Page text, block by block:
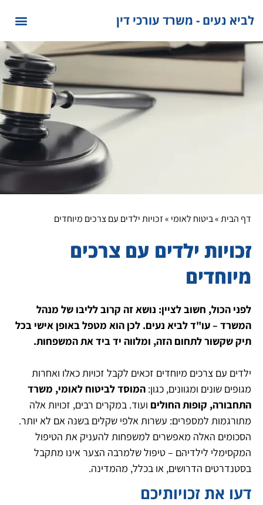
לביא נעים - משרד עורכי דין
דף הבית»ביטוח לאומי »זכויות ילדים עם צרכים מיוחדים
זכויות ילדים עם צרכים
מיוחדים
לפני הכול, חשוב לציין: נושא זה קרוב לליבו של מנהל
המשרד – עו"ד לביא נעים. לכן הוא מטפל באופן אישי בכל
תיק שקשור לתחום הזה, ומלווה יד ביד את המשפחות.
ילדים עם צרכים מיוחדים זכאים לקבל זכויות כאלו ואחרות
מגופים שונים ומגוונים, כגון: המוסד לביטוח לאומי, משרד
התחבורה, קופות החולים ועוד. במקרים רבים, זכויות אלה
מתורגמות למספרים: עשרות אלפי שקלים בשנה אם לא יותר.
הסכומים האלה מאפשרים למשפחות להעניק את הטיפול
המקסימלי לילדיהם – טיפול שלמרבה הצער אינו מתקבל
בסטנדרטים הדרושים, או בכלל, מהמדינה.
דעו את זכויותיכם